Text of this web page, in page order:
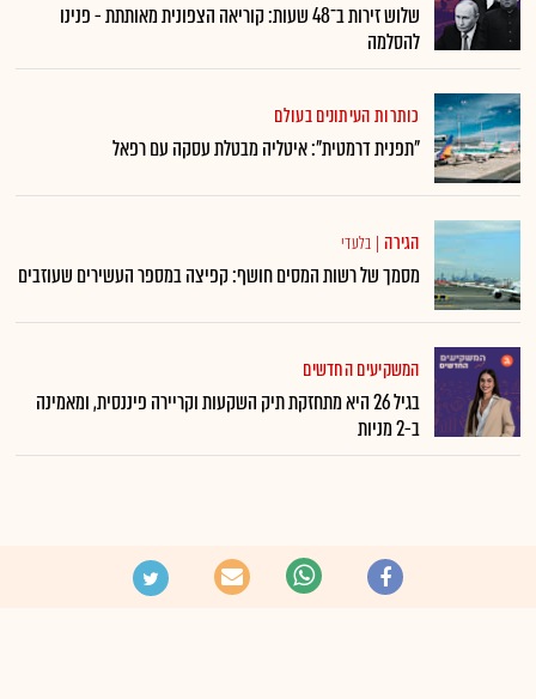
שלוש זירות ב־48 שעות: קוריאה הצפונית מאותתת - פנינו
להסלמה
כותרות העיתונים בעולם
"תפנית דרמטית": איטליה מבטלת עסקה עם רפאל
הגירה | בלעדי
מסמך של רשות המסים חושף: קפיצה במספר העשירים שעוזבים
המשקיעים החדשים
בגיל 26 היא מתחזקת תיק השקעות וקריירה פיננסית, ומאמינה
ב-2 מניות